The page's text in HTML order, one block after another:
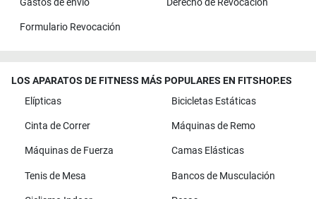
Formulario Revocación
LOS APARATOS DE FITNESS MÁS POPULARES EN FITSHOP.ES
Elípticas
Bicicletas Estáticas
Cinta de Correr Máquinas de Remo
Máquinas de Fuerza Camas Elásticas
Tenis de Mesa Bancos de Musculación